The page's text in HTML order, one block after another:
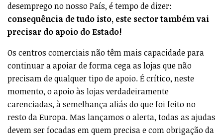
desemprego no nosso País, é tempo de dizer:
consequência de tudo isto, este sector também vai
precisar do apoio do Estado!
Os centros comerciais não têm mais capacidade para
continuar a apoiar de forma cega as lojas que não
precisam de qualquer tipo de apoio. É crítico, neste
momento, o apoio às lojas verdadeiramente
carenciadas, à semelhança aliás do que foi feito no
resto da Europa. Mas lançamos o alerta, todas as ajudas
devem ser focadas em quem precisa e com obrigação da